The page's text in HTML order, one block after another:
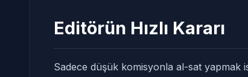
Editörün Hızlı Kararı
Sadece düşük komisyonla al-sat yapmak